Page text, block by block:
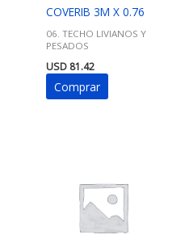
COVERIB 3M X 0.76
06. TECHO LIVIANOS Y
PESADOS
USD81.42
Comprar